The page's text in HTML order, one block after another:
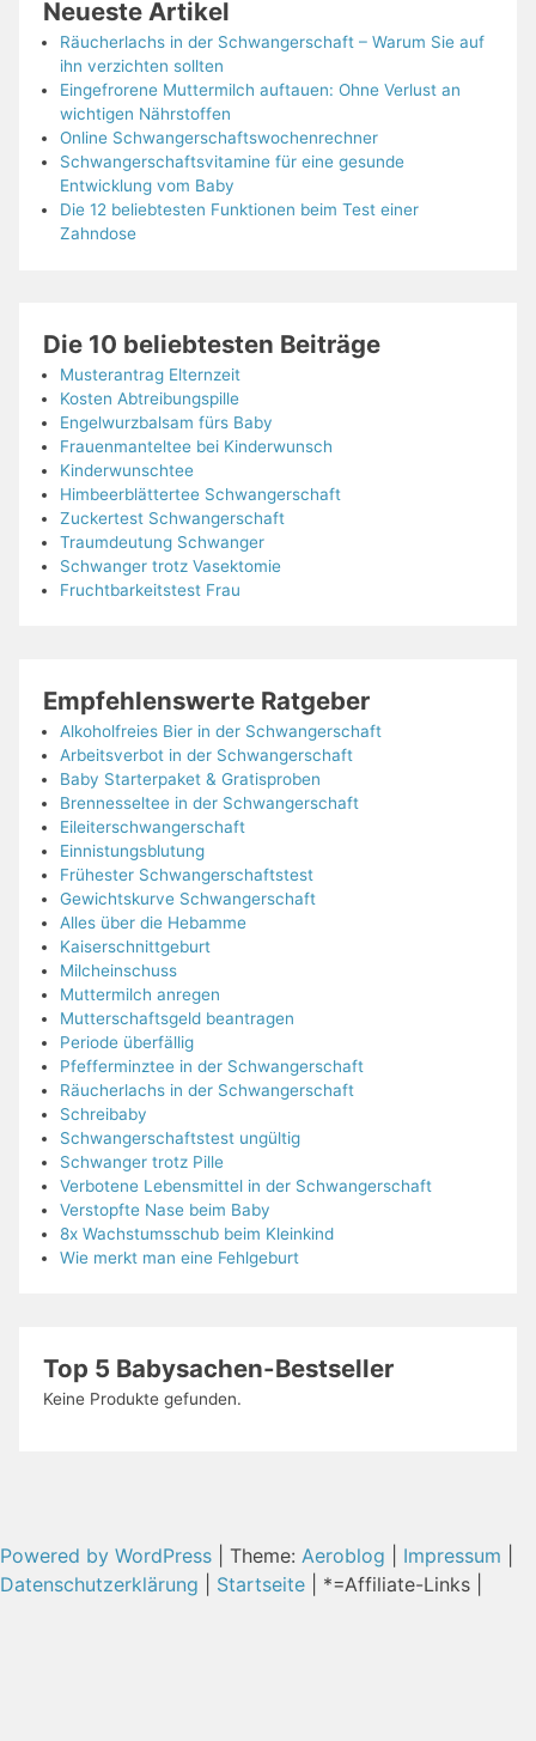
Neueste Artikel
Räucherlachs in der Schwangerschaft – Warum Sie auf
ihn verzichten sollten
Eingefrorene Muttermilch auftauen: Ohne Verlust an
wichtigen Nährstoffen
Online Schwangerschaftswochenrechner
Schwangerschaftsvitamine für eine gesunde
Entwicklung vom Baby
Die 12 beliebtesten Funktionen beim Test einer
Zahndose
Die 10 beliebtesten Beiträge
Musterantrag Elternzeit
Kosten Abtreibungspille
Engelwurzbalsam fürs Baby
Frauenmanteltee bei Kinderwunsch
Kinderwunschtee
Himbeerblättertee Schwangerschaft
Zuckertest Schwangerschaft
Traumdeutung Schwanger
Schwanger trotz Vasektomie
Fruchtbarkeitstest Frau
Empfehlenswerte Ratgeber
Alkoholfreies Bier in der Schwangerschaft
Arbeitsverbot in der Schwangerschaft
Baby Starterpaket & Gratisproben
Brennesseltee in der Schwangerschaft
Eileiterschwangerschaft
Einnistungsblutung
Frühester Schwangerschaftstest
Gewichtskurve Schwangerschaft
Alles über die Hebamme
Kaiserschnittgeburt
Milcheinschuss
Muttermilch anregen
Mutterschaftsgeld beantragen
Periode überfällig
Pfefferminztee in der Schwangerschaft
Räucherlachs in der Schwangerschaft
Schreibaby
Schwangerschaftstest ungültig
Schwanger trotz Pille
Verbotene Lebensmittel in der Schwangerschaft
Verstopfte Nase beim Baby
8x Wachstumsschub beim Kleinkind
Wie merkt man eine Fehlgeburt
Top 5 Babysachen-Bestseller
Keine Produkte gefunden.
Powered by WordPress Theme: Aeroblog Impressum
Datenschutzerklärung
Startseite | *=Affiliate-Links |